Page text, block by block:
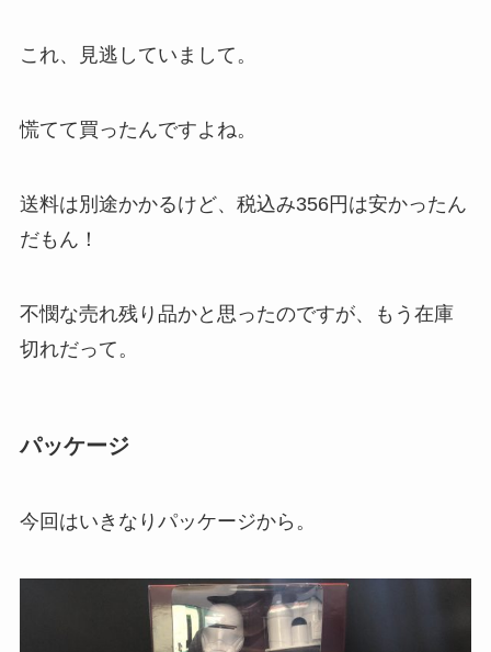
これ、見逃していまして。
慌てて買ったんですよね。
送料は別途かかるけど、税込み356円は安かったん
だもん！
不憫な売れ残り品かと思ったのですが、もう在庫
切れだって。
パッケージ
今回はいきなりパッケージから。